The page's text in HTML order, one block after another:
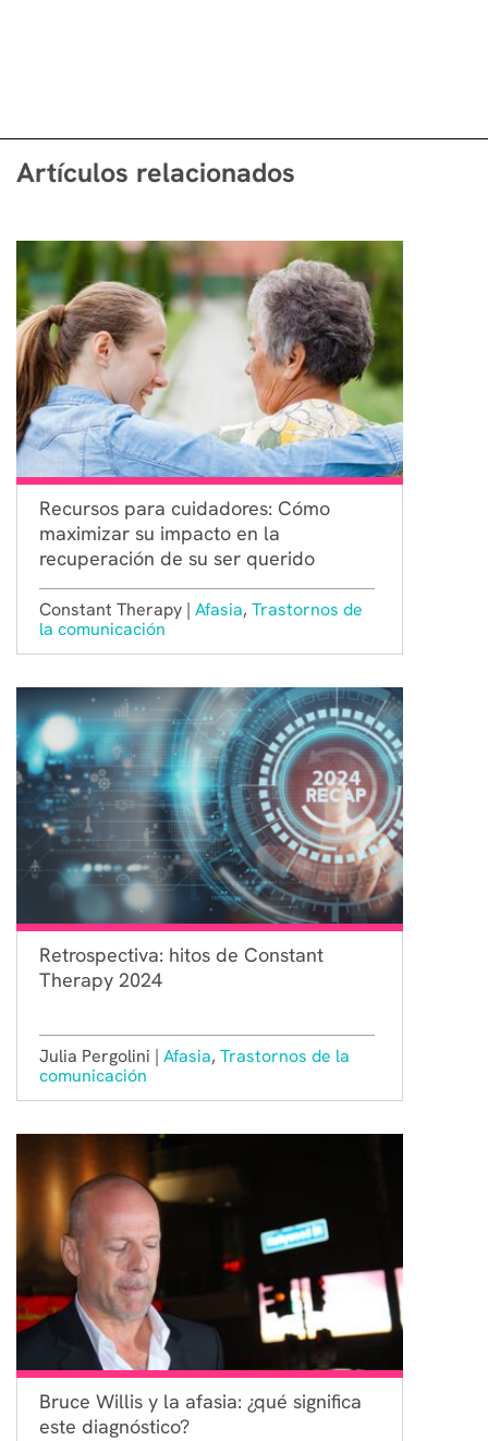
Artículos relacionados
Recursos para cuidadores: Cómo
maximizar su impacto en la
recuperación de su ser querido
Constant Therapy | Afasia, Trastornos de
la comunicación
Retrospectiva: hitos de Constant
Therapy 2024
Julia Pergolini | Afasia, Trastornos de la
comunicación
Bruce Willis y la afasia: ¿qué significa
este diagnóstico?